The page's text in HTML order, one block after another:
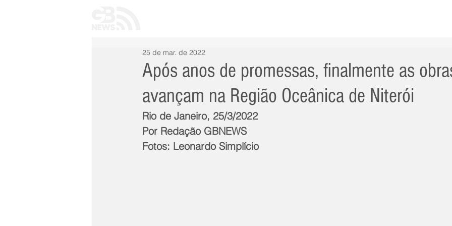
Após anos de promessas, finalmente as
avançam na Região Oceânica de Niterói
25 de mar. de 2022
Rio de Janeiro, 25/3/2022
Por Redação GBNEWS
Fotos: Leonardo Simplício